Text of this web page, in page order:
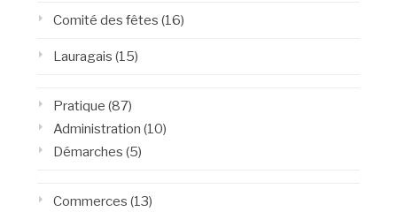
Comité des fêtes (16)
Lauragais (15)
Pratique (87)
Administration (10)
Démarches (5)
Commerces (13)